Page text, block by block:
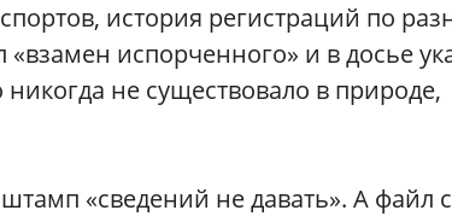
история регистраций по
испорченного» и в досье
не существовало в природе,
«сведений не давать». А файл с